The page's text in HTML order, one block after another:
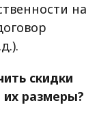
на
скидки
их размеры?